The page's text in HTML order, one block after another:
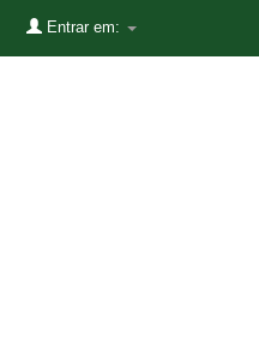
Entrar em: